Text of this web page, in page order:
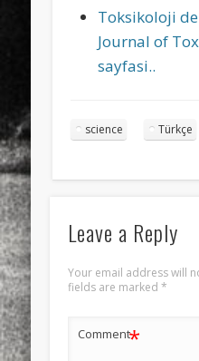
Toksikoloji
Journal of
sayfasi..
science Türkçe
Leave a Reply
Your email address will
fields are marked *
Comment*